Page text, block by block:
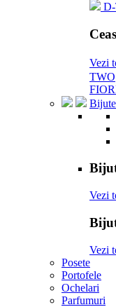
Vezi
TWO
Vezi
Vezi
Posete
Portofele
Ochelari
Parfumuri